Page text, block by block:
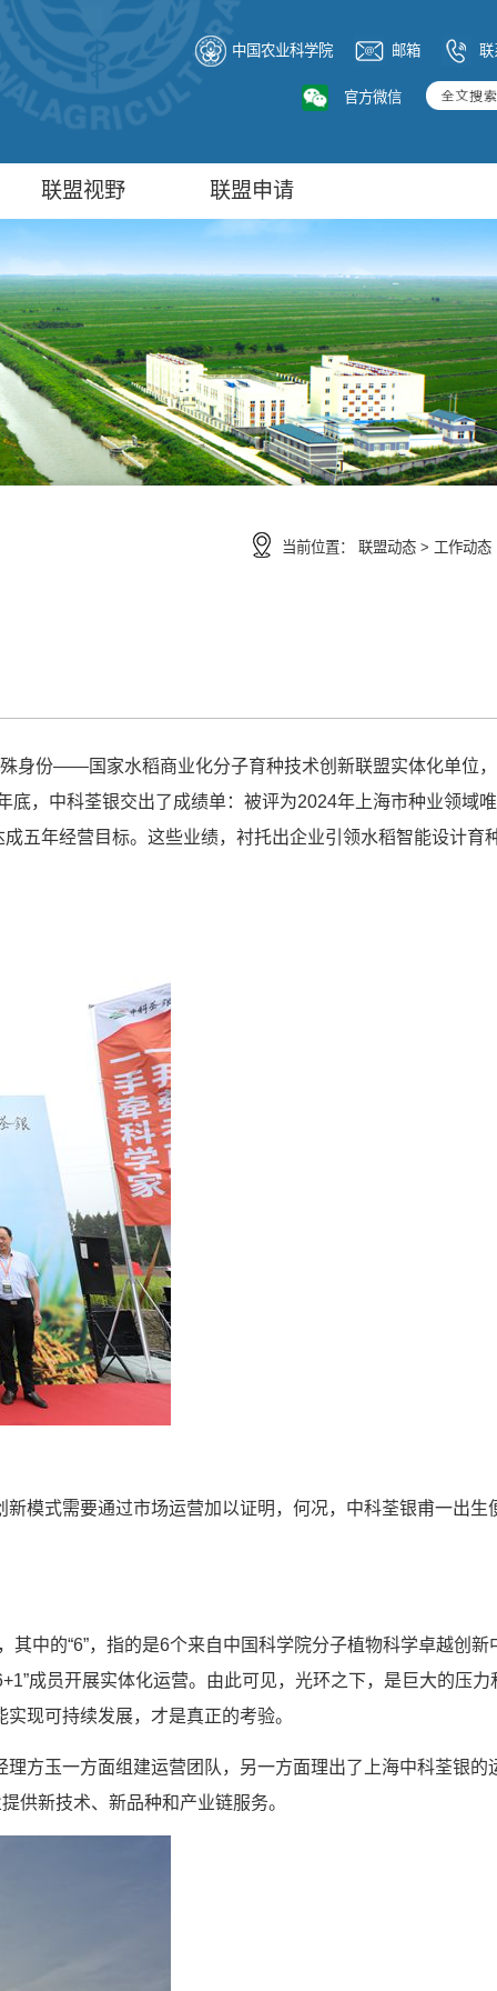
中国农业科学院 邮箱 联
官方微信
联盟视野 联盟申请
当前位置： 联盟动态 > 工作动态
身份——国家水稻商业化分子育种技术创新联盟实体化单位
，中科荃银交出了成绩单：被评为2024年上海市种业领域
五年经营目标。这些业绩，衬托出企业引领水稻智能设计育
模式需要通过市场运营加以证明，何况，中科荃银甫一出生
中的“6”，指的是6个来自中国科学院分子植物科学卓越创新
成员开展实体化运营。由此可见，光环之下，是巨大的压力
现可持续发展，才是真正的考验。
方玉一方面组建运营团队，另一方面理出了上海中科荃银的
供新技术、新品种和产业链服务。